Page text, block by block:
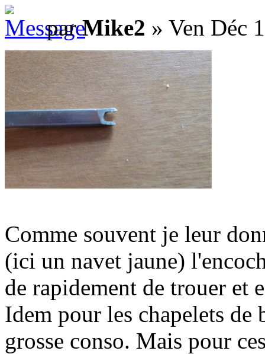
parMike2 » Ven Déc
Comme souvent je leur
(ici un navet jaune)
de rapidement de trouer et
Idem pour les chapelets
grosse conso. Mais pour